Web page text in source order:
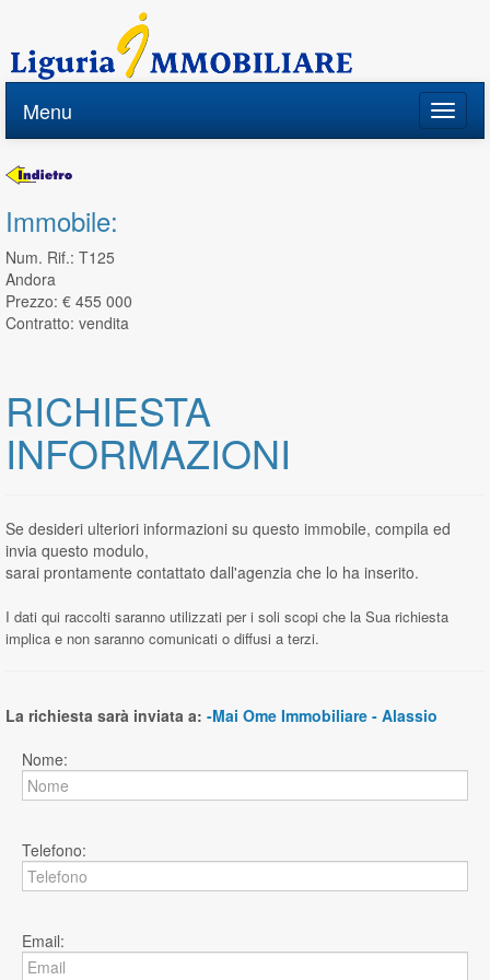
Toggle
Menu
Immobile:
Num. Rif.: T125
Andora
Prezzo: € 455 000
Contratto: vendita
RICHIESTA
INFORMAZIONI
Se desideri ulteriori informazioni su questo immobile, compila ed
invia questo modulo,
sarai prontamente contattato dall'agenzia che lo ha inserito.
I dati qui raccolti saranno utilizzati per i soli scopi che la Sua richiesta
implica e non saranno comunicati o diffusi a terzi.
La richiesta sarà inviata a: -Mai Ome Immobiliare - Alassio
Nome:
Telefono:
Email: